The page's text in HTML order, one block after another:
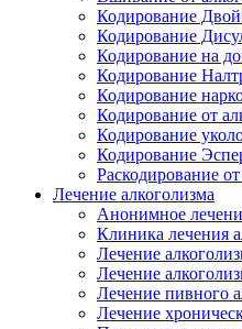
Кодирование
Кодирование
Кодирование на
Кодирование
Кодирование
Кодирование от
Кодирование
Кодирование
Раскодирование
Лечение алкоголизма
Анонимное
Клиника лечения
Лечение
Лечение
Лечение пивного
Лечение